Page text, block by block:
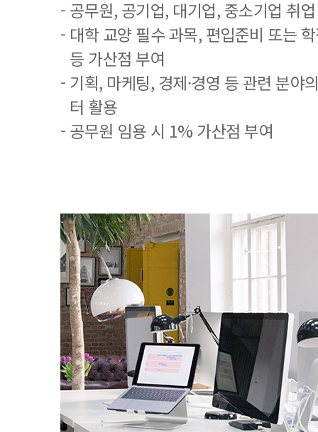
- 공무원, 공기업, 대기업, 중소기업 취
- 대학 교양 필수 과목, 편입준비 또는
등 가산점 부여
- 기획, 마케팅, 경제·경영 등 관련 분야
터 활용
- 공무원 임용 시 1% 가산점 부여